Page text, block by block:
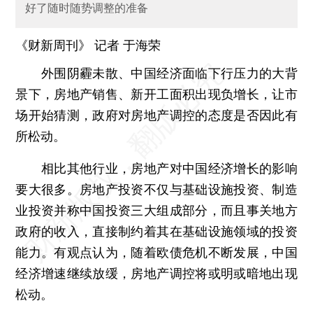
好了随时随势调整的准备
《财新周刊》 记者于海荣
外围阴霾未散、中国经济面临下行压力的大背
景下，房地产销售、新开工面积出现负增长，让市
场开始猜测，政府对房地产调控的态度是否因此有
所松动。
相比其他行业，房地产对中国经济增长的影响
要大很多。房地产投资不仅与基础设施投资、制造
业投资并称中国投资三大组成部分，而且事关地方
政府的收入，直接制约着其在基础设施领域的投资
能力。有观点认为，随着欧债危机不断发展，中国
经济增速继续放缓，房地产调控将或明或暗地出现
松动。